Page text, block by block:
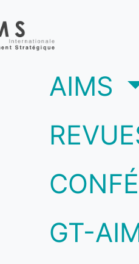
AIMS
GT-